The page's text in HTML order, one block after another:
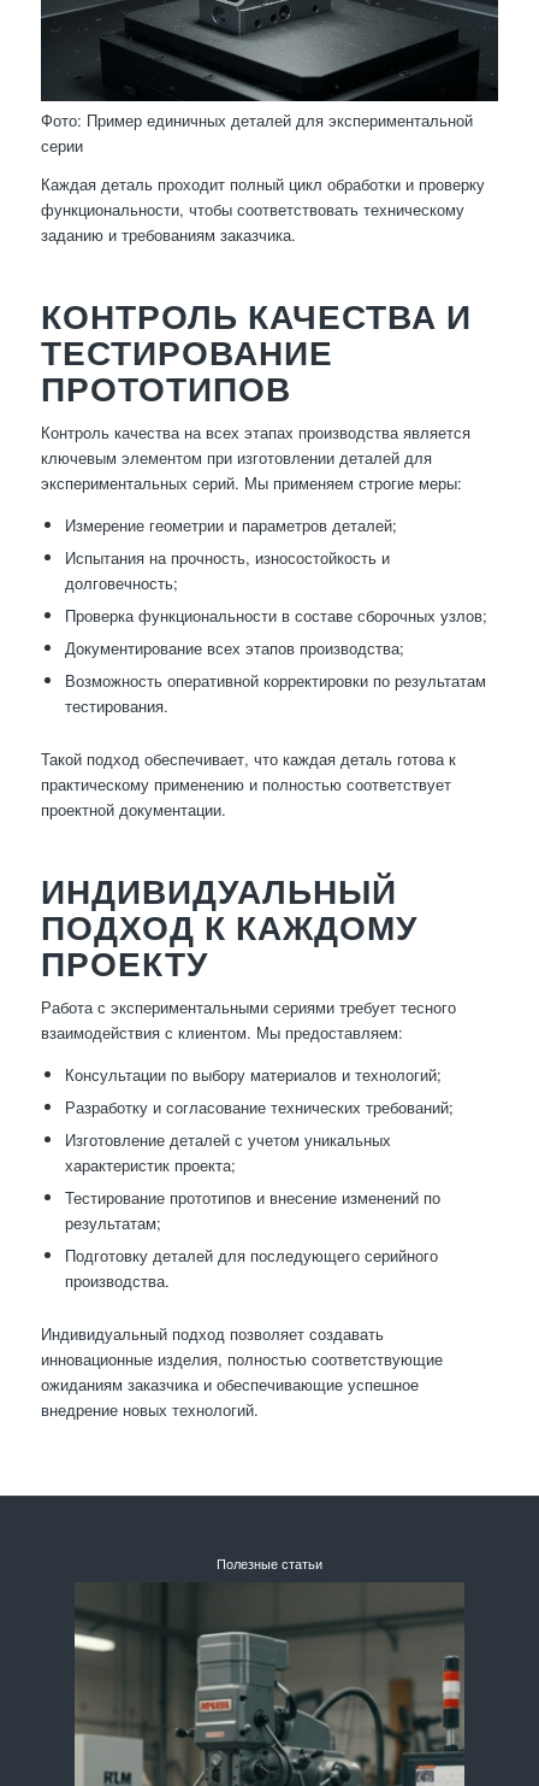
Фото: Пример единичных деталей для экспериментальной
серии
Каждая деталь проходит полный цикл обработки и проверку
функциональности, чтобы соответствовать техническому
заданию и требованиям заказчика.
КОНТРОЛЬ КАЧЕСТВА И
ТЕСТИРОВАНИЕ
ПРОТОТИПОВ
Контроль качества на всех этапах производства является
ключевым элементом при изготовлении деталей для
экспериментальных серий. Мы применяем строгие меры:
Измерение геометрии и параметров деталей;
Испытания на прочность, износостойкость и
долговечность;
Проверка функциональности в составе сборочных узлов;
Документирование всех этапов производства;
Возможность оперативной корректировки по результатам
тестирования.
Такой подход обеспечивает, что каждая деталь готова к
практическому применению и полностью соответствует
проектной документации.
ИНДИВИДУАЛЬНЫЙ
ПОДХОД К КАЖДОМУ
ПРОЕКТУ
Работа с экспериментальными сериями требует тесного
взаимодействия с клиентом. Мы предоставляем:
Консультации по выбору материалов и технологий;
Разработку и согласование технических требований;
Изготовление деталей с учетом уникальных
характеристик проекта;
Тестирование прототипов и внесение изменений по
результатам;
Подготовку деталей для последующего серийного
производства.
Индивидуальный подход позволяет создавать
инновационные изделия, полностью соответствующие
ожиданиям заказчика и обеспечивающие успешное
внедрение новых технологий.
Полезные статьи